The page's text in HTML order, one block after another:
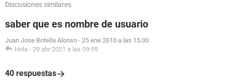
Discusiones similares
saber que es nombre de usuario
Juan Jose Botella Alonso - 25 ene 2010 a las 15:00
Hola - 29 abr 2021 a las 09:59
40 respuestas